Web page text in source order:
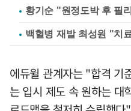
황기순 "원정도박 후 필
백혈병 재발 최성원 "치
에듀윌 관계자는 "합격 기
는 입시 제도 속 원하는 대